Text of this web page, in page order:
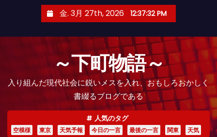
金. 3月 27th, 2026 12:37:35 PM
～下町物語～
入り組んだ現代社会に鋭いメスを入れ、おもしろおかしく
書綴るブログである
人気のタグ
空模様 東京 天気予報 今日の一言 最後の一言 関東 天気